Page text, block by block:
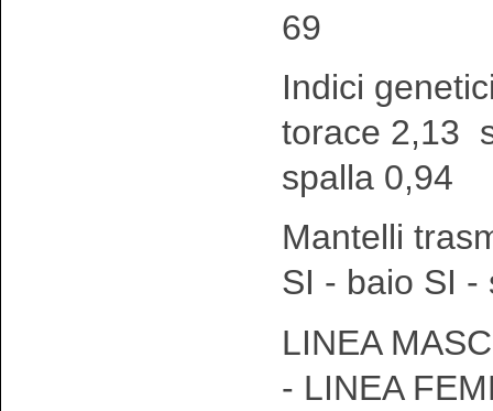
69
Indici
torace 2,13
spalla 0,94
Mantelli
SI - baio SI -
LINEA
- LINEA